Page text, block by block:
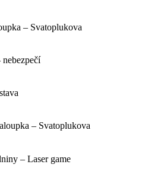
– Svatoplukova
– Svatoplukova
– Laser game